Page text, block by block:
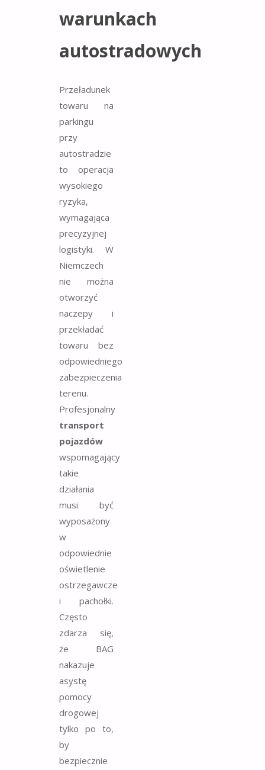
warunkach
autostradowych
Przeładunek
towaru na
parkingu
przy
autostradzie
to operacja
wysokiego
ryzyka,
wymagająca
precyzyjnej
logistyki. W
Niemczech
nie można
otworzyć
naczepy i
przekładać
towaru bez
odpowiedniego
zabezpieczenia
terenu.
Profesjonalny
transport
pojazdów
wspomagający
takie
działania
musi być
wyposażony
w
odpowiednie
oświetlenie
ostrzegawcze
i pachołki.
Często
zdarza się,
że BAG
nakazuje
asystę
pomocy
drogowej
tylko po to,
by
bezpiecznie